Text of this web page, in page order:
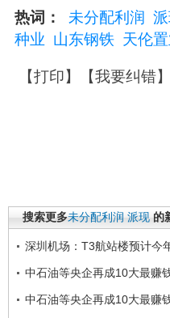
热词： 未分配利润
种业 山东钢铁 天伦
【打印】【我要纠错
搜索更多未分配利润 派现 的
深圳机场：T3航站楼预计今
中石油等央企再成10大最赚
中石油等央企再成10大最赚